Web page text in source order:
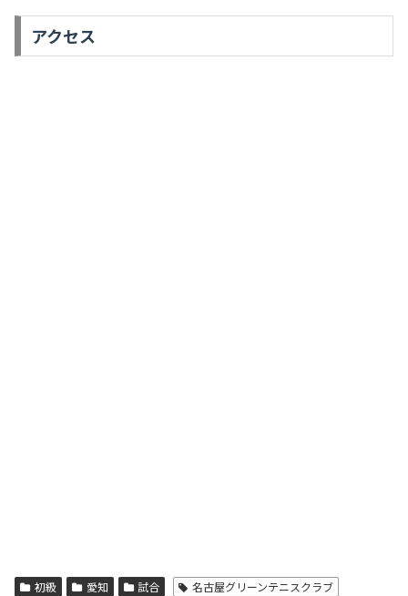
アクセス
初級 愛知 試合 名古屋グリーンテニスクラブ